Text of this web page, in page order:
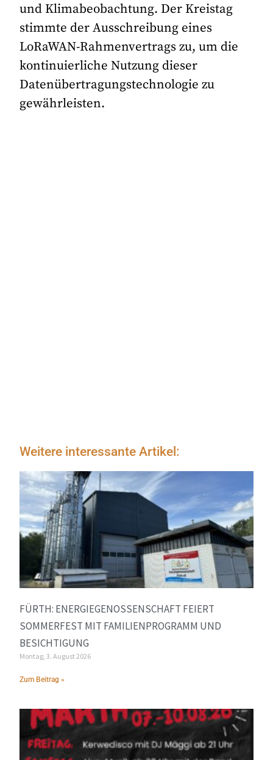
und Klimabeobachtung. Der Kreistag
stimmte der Ausschreibung eines
LoRaWAN-Rahmenvertrags zu, um die
kontinuierliche Nutzung dieser
Datenübertragungstechnologie zu
gewährleisten.
Weitere interessante Artikel:
FÜRTH: ENERGIEGENOSSENSCHAFT FEIERT
SOMMERFEST MIT FAMILIENPROGRAMM UND
BESICHTIGUNG
Montag, 3. August 2026
Zum Beitrag »